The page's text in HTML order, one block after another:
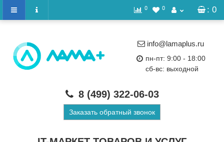
: 0
0 0
info@lamaplus.ru
пн-пт: 9:00 - 18:00
сб-вс: выходной
8 (499) 322-06-03
Заказать обратный звонок